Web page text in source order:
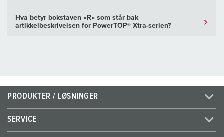
Hva betyr bokstaven «R» som står bak
artikkelbeskrivelsen for PowerTOP® Xtra-serien?
PRODUKTER / LØSNINGER
SERVICE